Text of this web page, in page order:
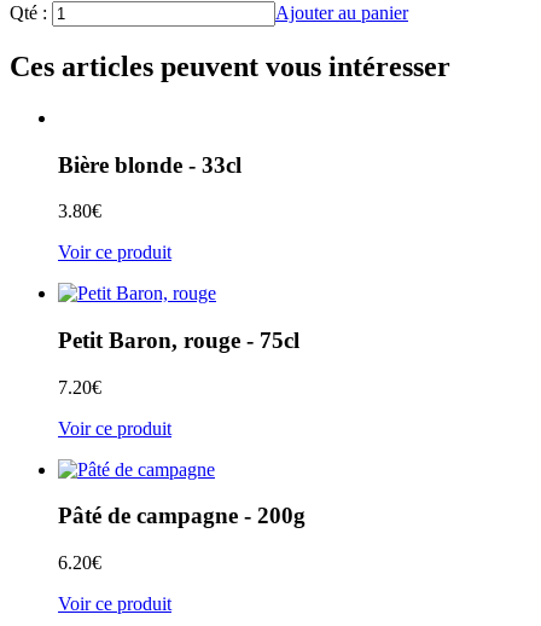
Qté : Ajouter au panier
Ces articles peuvent vous intéresser
Bière blonde - 33cl
3.80€
Voir ce produit
Petit Baron, rouge - 75cl
7.20€
Voir ce produit
Pâté de campagne - 200g
6.20€
Voir ce produit